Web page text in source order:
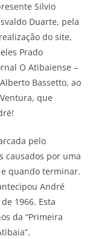
Silvio
Duarte, pela
do site,
Prado
O Atibaiense –
Bassetto, ao
que
pelo
causados por uma
quando terminar.
André
1966. Esta
da “Primeira